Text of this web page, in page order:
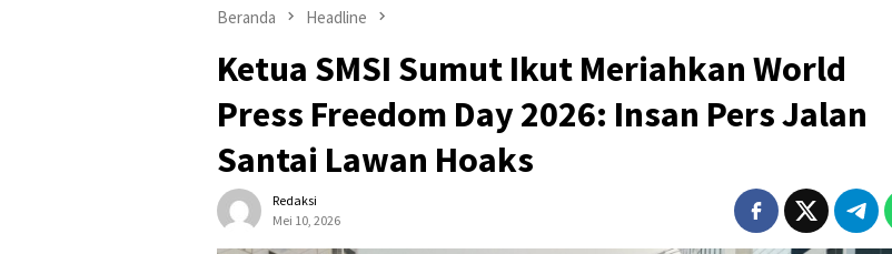
Beranda Headline
Ketua SMSI Sumut Ikut Meriahkan World
Press Freedom Day 2026: Insan Pers Jalan
Santai Lawan Hoaks
Redaksi
Mei 10, 2026